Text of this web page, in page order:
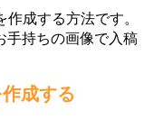
成する方法です。
手持ちの画像で入稿
成する